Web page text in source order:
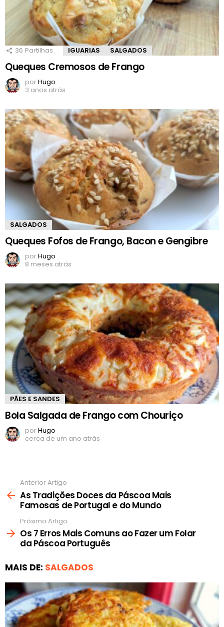
36 Partilhas IGUARIAS SALGADOS
Queques Cremosos de Frango
porHugo
3 anos atrás
SALGADOS
Queques Fofos de Frango, Bacon e Gengibre
porHugo
8 meses atrás
PÃES E SANDES
Bola Salgada de Frango com Chouriço
porHugo
cerca de um ano atrás
mais
Anterior Artigo
As Tradições Doces da Páscoa Mais
Famosas de Portugal e do Mundo
Próximo Artigo
Os 7 Erros Mais Comuns ao Fazer um Folar
da Páscoa Português
MAIS DE: SALGADOS